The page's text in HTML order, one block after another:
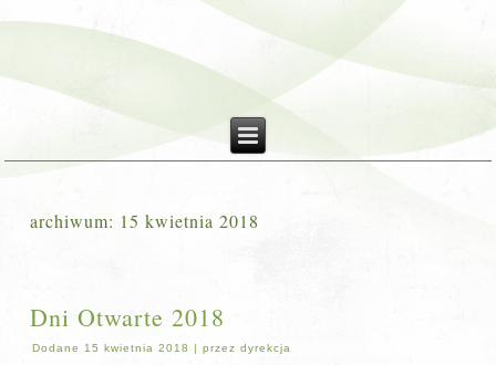
archiwum: 15 kwietnia 2018
Dni Otwarte 2018
Dodane 15 kwietnia 2018 |przez dyrekcja